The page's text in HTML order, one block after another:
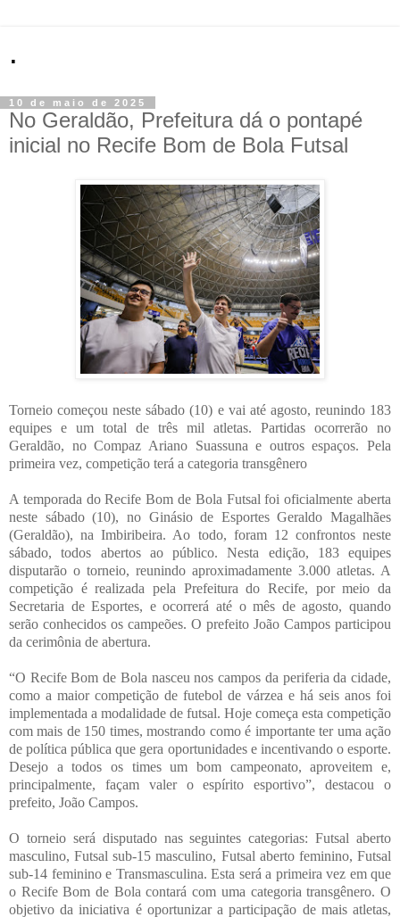
.
10 de maio de 2025
No Geraldão, Prefeitura dá o pontapé
inicial no Recife Bom de Bola Futsal
Torneio começou neste sábado (10) e vai até agosto, reunindo 183
equipes e um total de três mil atletas. Partidas ocorrerão no
Geraldão, no Compaz Ariano Suassuna e outros espaços. Pela
primeira vez, competição terá a categoria transgênero
A temporada do Recife Bom de Bola Futsal foi oficialmente aberta
neste sábado (10), no Ginásio de Esportes Geraldo Magalhães
(Geraldão), na Imbiribeira. Ao todo, foram 12 confrontos neste
sábado, todos abertos ao público. Nesta edição, 183 equipes
disputarão o torneio, reunindo aproximadamente 3.000 atletas. A
competição é realizada pela Prefeitura do Recife, por meio da
Secretaria de Esportes, e ocorrerá até o mês de agosto, quando
serão conhecidos os campeões. O prefeito João Campos participou
da cerimônia de abertura.
“O Recife Bom de Bola nasceu nos campos da periferia da cidade,
como a maior competição de futebol de várzea e há seis anos foi
implementada a modalidade de futsal. Hoje começa esta competição
com mais de 150 times, mostrando como é importante ter uma ação
de política pública que gera oportunidades e incentivando o esporte.
Desejo a todos os times um bom campeonato, aproveitem e,
principalmente, façam valer o espírito esportivo”, destacou o
prefeito, João Campos.
O torneio será disputado nas seguintes categorias: Futsal aberto
masculino, Futsal sub-15 masculino, Futsal aberto feminino, Futsal
sub-14 feminino e Transmasculina. Esta será a primeira vez em que
o Recife Bom de Bola contará com uma categoria transgênero. O
objetivo da iniciativa é oportunizar a participação de mais atletas,